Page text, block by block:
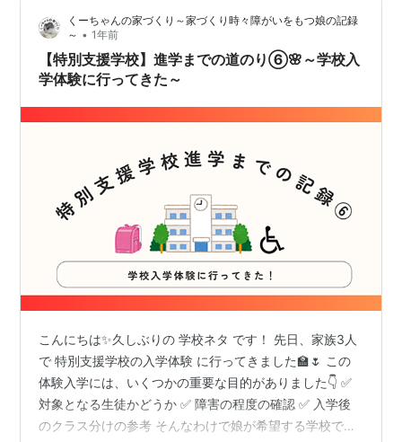
くーちゃんの家づくり～家づくり時々障がいをもつ娘の記録
～ • 1年前
【特別支援学校】進学までの道のり⑥🌸～学校入
学体験に行ってきた～
こんにちは✨久しぶりの 学校ネタ です！ 先日、家族3人
で 特別支援学校の入学体験 に行ってきました🏫🌷 この
体験入学には、いくつかの重要な目的がありました👇 ✅
対象となる生徒かどうか ✅ 障害の程度の確認 ✅ 入学後
のクラス分けの参考 そんなわけで娘が希望する学校で